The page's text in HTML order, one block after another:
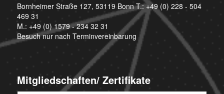
Bornheimer Straße 127, 53119 Bonn T.:+49 (0) 228 - 504
469 31
M.: +49 (0) 1579 - 234 32 31
Besuch nur nach Terminvereinbarung
Mitgliedschaften/ Zertifikate